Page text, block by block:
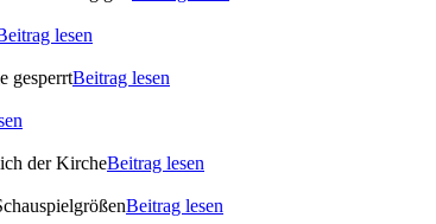
lesen
gesperrtBeitrag lesen
der KircheBeitrag lesen
Beitrag lesen